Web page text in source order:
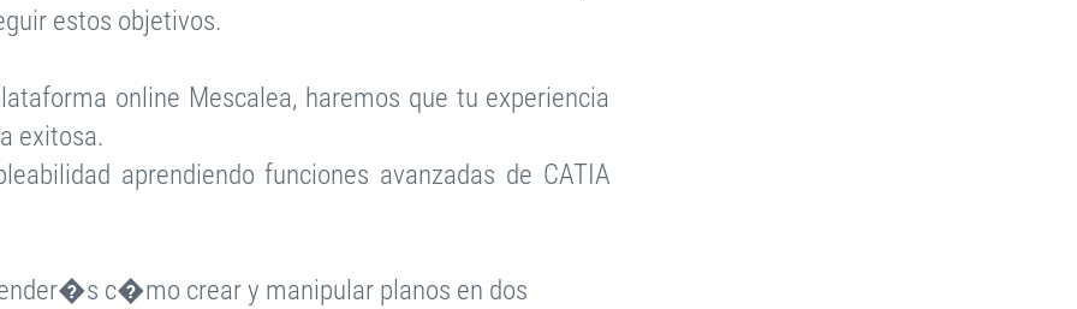
estos objetivos.
online Mescalea, haremos que tu experiencia
exitosa.
aprendiendo funciones avanzadas de CATIA
c�mo crear y manipular planos en dos